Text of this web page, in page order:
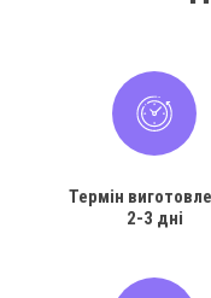
Термін
2-3 дні